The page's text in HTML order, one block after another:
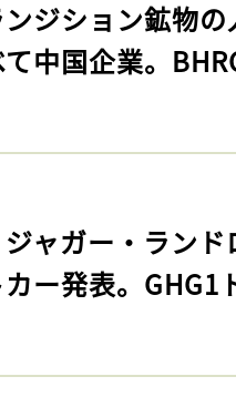
ンジション鉱物
中国企業。
ジャガー・ラン
ー発表。GHG1